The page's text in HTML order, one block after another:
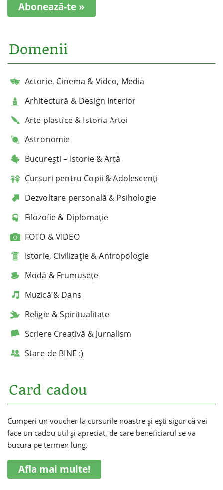
Abonează-te »
Domenii
Actorie, Cinema & Video, Media
Arhitectură & Design Interior
Arte plastice & Istoria Artei
Astronomie
București – Istorie & Artă
Cursuri pentru Copii & Adolescenți
Dezvoltare personală & Psihologie
Filozofie & Diplomație
FOTO & VIDEO
Istorie, Civilizație & Antropologie
Modă & Frumusețe
Muzică & Dans
Religie & Spiritualitate
Scriere Creativă & Jurnalism
Stare de BINE :)
Card cadou
Cumperi un voucher la cursurile noastre și ești sigur că vei
face un cadou util și apreciat, de care beneficiarul se va
bucura pe termen lung.
Afla mai multe!